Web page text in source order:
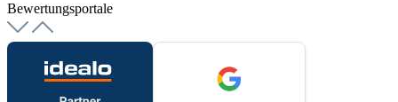
Bewertungsportale